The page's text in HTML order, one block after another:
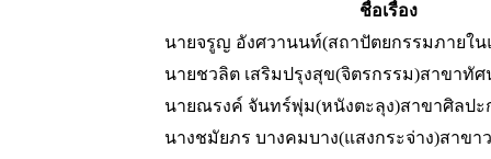
ชื่อเรื่อง
นายจรูญ อังศวานนท์(สถาปัตยกรรมภายใ
นายชวลิต เสริมปรุงสุข(จิตรกรรม)สาขาทั
นายณรงค์ จันทร์พุ่ม(หนังตะลุง)สาขาศิลปะ
นางชมัยภร บางคมบาง(แสงกระจ่าง)สาข